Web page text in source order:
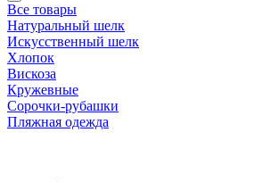
Все товары
Натуральный шелк
Искусственный шелк
Хлопок
Вискоза
Кружевные
Сорочки-рубашки
Пляжная одежда